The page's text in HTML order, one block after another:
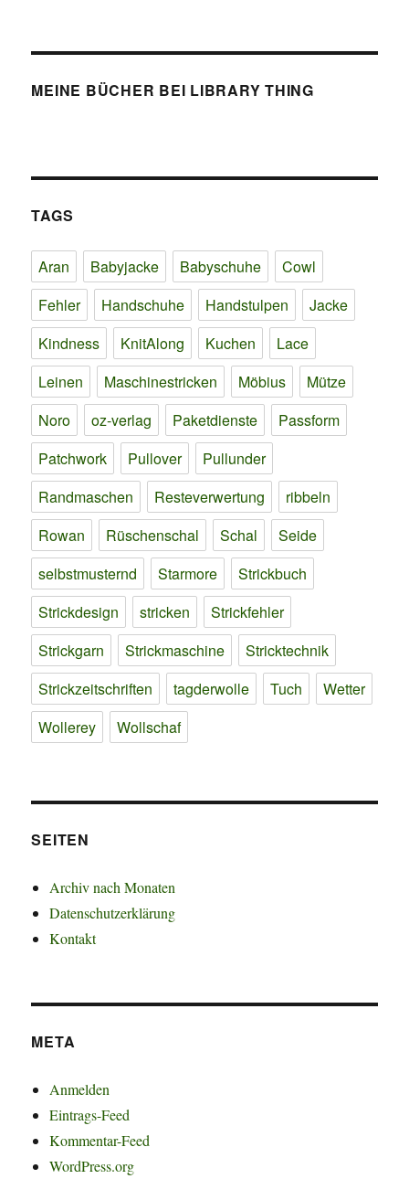
MEINE BÜCHER BEI LIBRARY THING
TAGS
Aran Babyjacke Babyschuhe
Cowl
Fehler
Handschuhe Handstulpen
Jacke
Kindness
KnitAlong Kuchen
Lace
Leinen
Maschinestricken Möbius
Mütze
Noro
oz-verlag Paketdienste
Passform
Patchwork
Pullover
Pullunder
Randmaschen
Resteverwertung
ribbeln
Rowan
Rüschenschal Schal
Seide
selbstmusternd
Starmore
Strickbuch
Strickdesign
stricken
Strickfehler
Strickgarn
Strickmaschine
Stricktechnik
Strickzeitschriften
tagderwolle Tuch
Wetter
Wollerey
Wollschaf
SEITEN
Archiv nach Monaten
Datenschutzerklärung
Kontakt
META
Anmelden
Eintrags-Feed
Kommentar-Feed
WordPress.org